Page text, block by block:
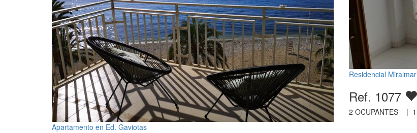
Apartamento en Ed. Gaviotas
Residencial Miralmar
Ref. 1077
2 OCUPANTES | 1